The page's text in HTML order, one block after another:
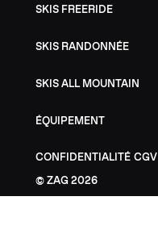
SKIS FREERIDE
SKIS RANDONNÉE
SKIS ALL MOUNTAIN
ÉQUIPEMENT
CONFIDENTIALITÉ CGV
ZAG 2026